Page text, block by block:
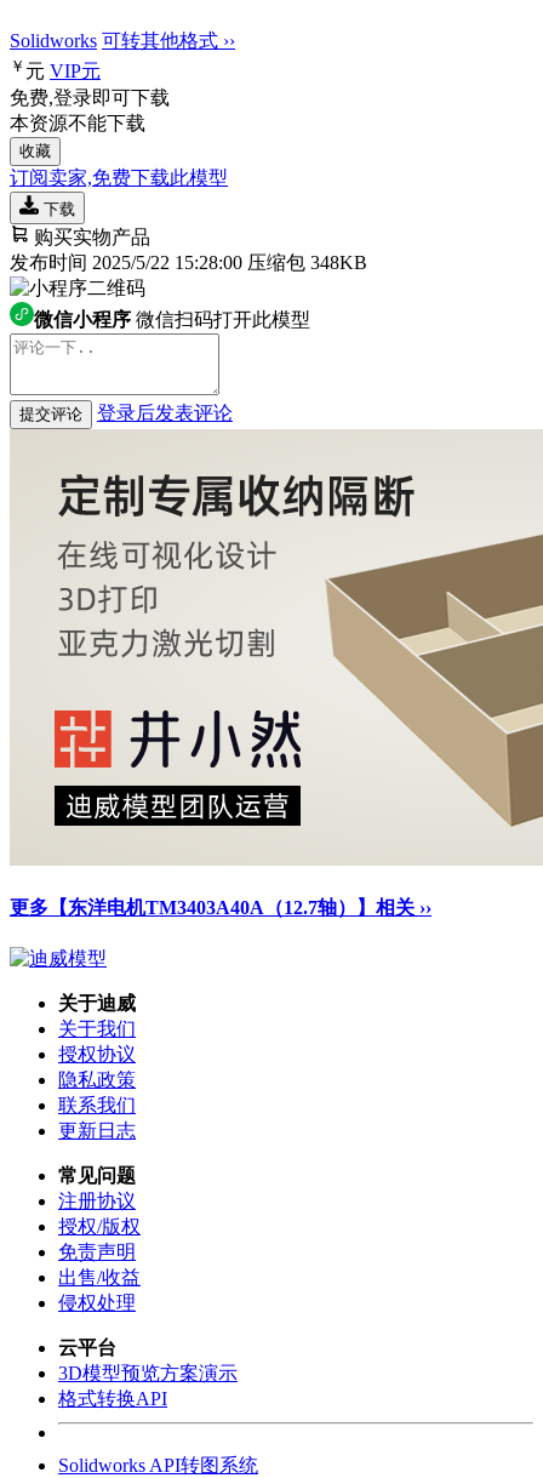
Solidworks 可转其他格式 ››
￥ 元 VIP元
免费,登录即可下载
本资源不能下载
收藏
订阅卖家,免费下载此模型
下载
购买实物产品
发布时间 2025/5/22 15:28:00 压缩包 348KB
微信小程序 微信扫码打开此模型
提交评论 登录后发表评论
更多【东洋电机TM3403A40A（12.7轴）】相关 ››
关于迪威
关于我们
授权协议
隐私政策
联系我们
更新日志
常见问题
注册协议
授权/版权
免责声明
出售/收益
侵权处理
云平台
3D模型预览方案演示
格式转换API
Solidworks API转图系统